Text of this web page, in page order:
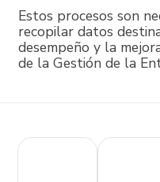
Estos procesos son
recopilar datos
desempeño y la
de la Gestión de la